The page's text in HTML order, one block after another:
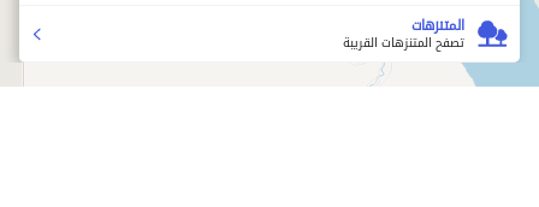
المتنزهات
تصفح المتنزهات القريبة